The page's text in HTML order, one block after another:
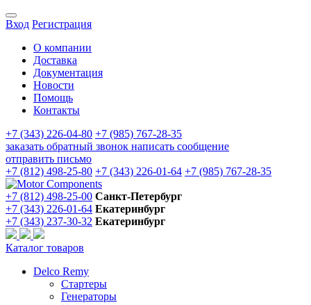
Вход Регистрация
О компании
Доставка
Документация
Новости
Помощь
Контакты
+7 (343) 226-04-80 +7 (985) 767-28-35
заказать обратный звонок написать сообщение
отправить письмо
+7 (812) 498-25-80 +7 (343) 226-01-64 +7 (985) 767-28-35
+7 (812) 498-25-00 Санкт-Петербург
+7 (343) 226-01-64 Екатеринбург
+7 (343) 237-30-32 Екатеринбург
Каталог товаров
Delco Remy
Стартеры
Генераторы